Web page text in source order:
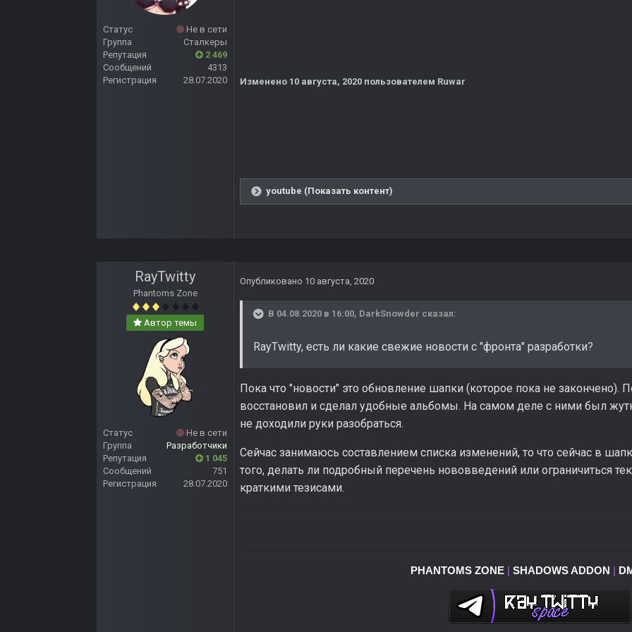
Статус
Не в сети
Группа
Сталкеры
Репутация
2 469
Сообщений
4313
Регистрация
28.07.2020 Изменено 10 августа, 2020 пользователем Ruwar
youtube (Показать контент)
RayTwitty
Phantoms Zone
Автор темы
Статус
Не в сети
Группа
Разработчики
Репутация
1 045
Сообщений
751
Регистрация
28.07.2020
Опубликовано 10 августа, 2020
В 04.08.2020 в 16:00, DarkSnowder сказал:
RayTwitty, есть ли какие свежие новости с "фронта" разработки?
Пока что "новости" это обновление шапки (которое пока не
восстановил и сделал удобные альбомы. На самом деле с ними был
не доходили руки разобраться.
Сейчас занимаюсь составлением списка изменений, то что сейчас в
того, делать ли подробный перечень нововведений или ограничиться
краткими тезисами.
PHANTOMS ZONE | SHADOWS ADDON |